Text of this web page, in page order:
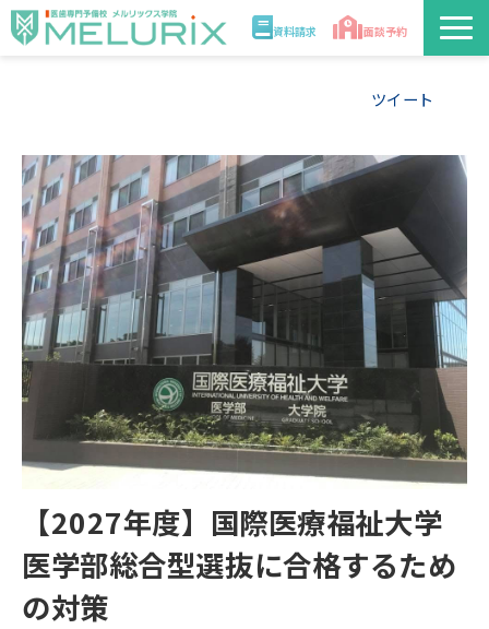
資料請求 面談予約
入学案内
合格実績・合格体験記
講師
医学部解答速報2026
ツイート
【2027年度】国際医療福祉大学
医学部総合型選抜に合格するため
の対策